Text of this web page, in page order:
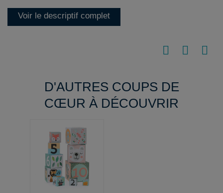
Voir le descriptif complet
D'AUTRES COUPS DE
CŒUR À DÉCOUVRIR